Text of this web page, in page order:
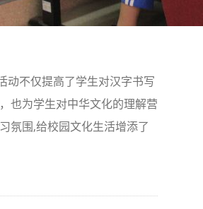
不仅提高了学生对汉字书写
也为学生对中华文化的理解营
氛围,给校园文化生活增添了